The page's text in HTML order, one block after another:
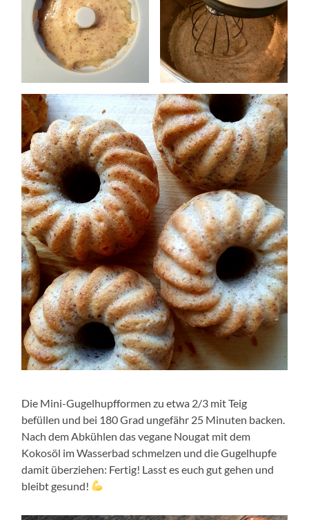
Die Mini-Gugelhupfformen zu etwa 2/3 mit Teig
befüllen und bei 180 Grad ungefähr 25 Minuten backen.
Nach dem Abkühlen das vegane Nougat mit dem
Kokosöl im Wasserbad schmelzen und die Gugelhupfe
damit überziehen: Fertig! Lasst es euch gut gehen und
bleibt gesund!